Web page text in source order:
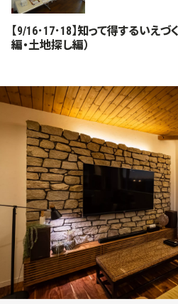
【9/16･17･18】知って得するいえづ
編・土地探し編）